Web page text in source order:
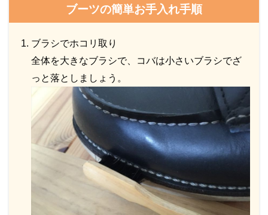
ブーツの簡単お手入れ手順
ブラシでホコリ取り
全体を大きなブラシで、コバは小さいブラシでざ
っと落としましょう。